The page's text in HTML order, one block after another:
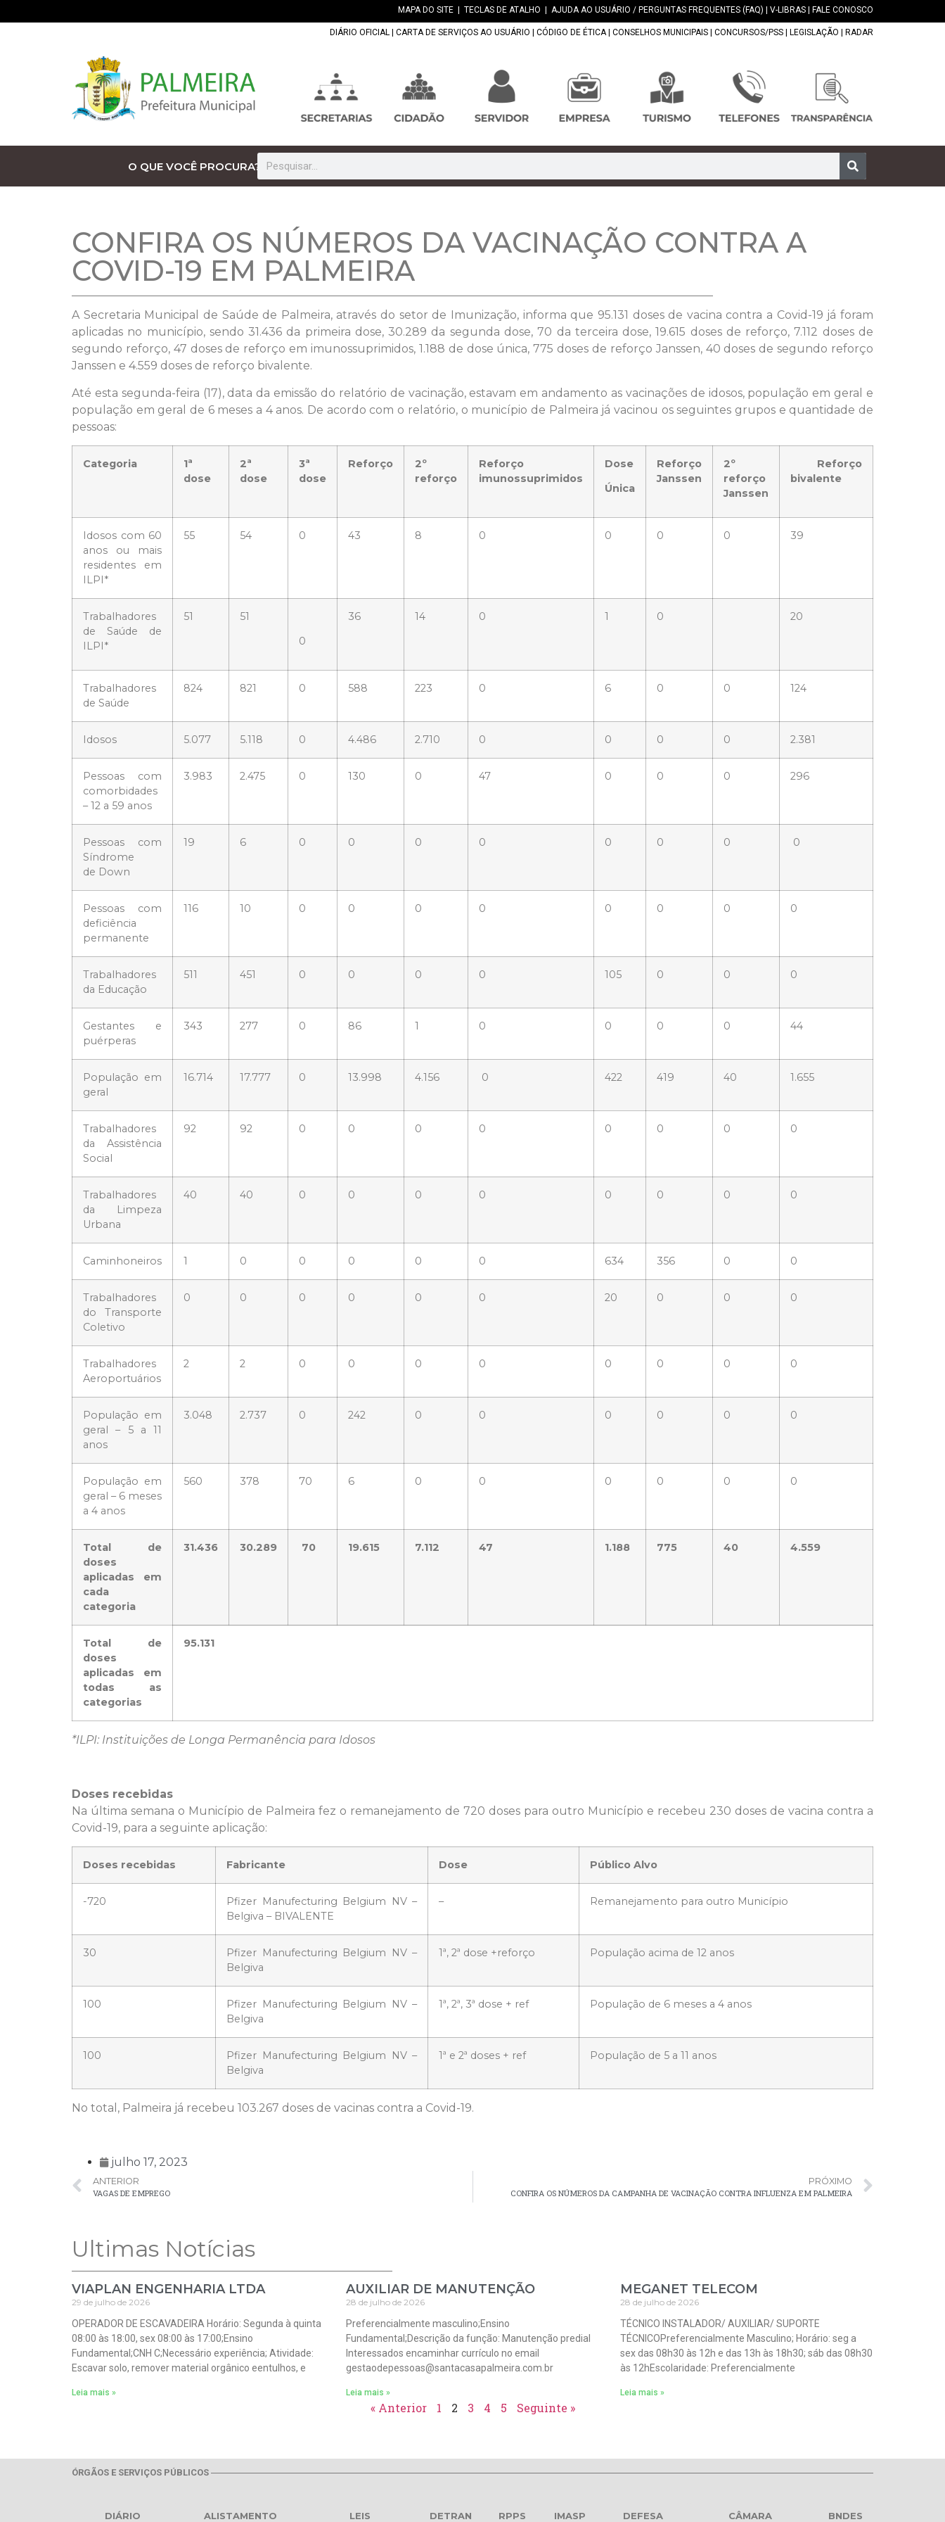
MAPA DO SITE TECLAS DE ATALHO AJUDA AO USUÁRIO / PERGUNTAS FREQUENTES (FAQ) V-LIBRAS FALE CONOSCO
DIÁRIO OFICIAL CARTA DE SERVIÇOS AO USUÁRIO CÓDIGO DE ÉTICA| CONSELHOS MUNICIPAIS CONCURSOS/PSS LEGISLAÇÃO RADAR
O QUE VOCÊ PROCURA?
CONFIRA OS NÚMEROS DA VACINAÇÃO CONTRA A
COVID-19 EM PALMEIRA
A Secretaria Municipal de Saúde de Palmeira, através do setor de Imunização, informa que 95.131 doses de vacina contra a Covid-19 já foram
aplicadas no município, sendo 31.436 da primeira dose, 30.289 da segunda dose, 70 da terceira dose, 19.615 doses de reforço, 7.112 doses de
segundo reforço, 47 doses de reforço em imunossuprimidos, 1.188 de dose única, 775 doses de reforço Janssen, 40 doses de segundo reforço
Janssen e 4.559 doses de reforço bivalente.
Até esta segunda-feira (17), data da emissão do relatório de vacinação, estavam em andamento as vacinações de idosos, população em geral e
população em geral de 6 meses a 4 anos. De acordo com o relatório, o município de Palmeira já vacinou os seguintes grupos e quantidade de
pessoas:
Categoria
1ª
dose
2ª
dose
3ª
dose
Reforço
2º
reforço
Reforço
imunossuprimidos
Dose
Única
Reforço
Janssen
2º
reforço
Janssen
Reforço
bivalente
Idosos com 60
anos ou mais
residentes em
ILPI*
55 54 0 43 8 0 0 0 0 39
Trabalhadores
de Saúde de
ILPI*
51
51
0
36 14 0 1 0 20
Trabalhadores
de Saúde
824 821 0 588 223 0 6 0 0 124
Idosos 5.077 5.118 0 4.486 2.710 0 0 0 0 2.381
Pessoas com
comorbidades
– 12 a 59 anos
3.983 2.475 0 130 0 47 0 0 0 296
Pessoas com
Síndrome
de Down
19 6 0 0 0 0 0 0 0 0
Pessoas com
deficiência
permanente
116 10 0 0 0 0 0 0 0 0
Trabalhadores
da Educação
511 451 0 0 0 0 105 0 0 0
Gestantes e
puérperas
343 277 0 86 1 0 0 0 0 44
População em
geral
16.714 17.777 0 13.998 4.156 0 422 419 40 1.655
Trabalhadores
da Assistência
Social
92 92 0 0 0 0 0 0 0 0
Trabalhadores
da Limpeza
Urbana
40 40 0 0 0 0 0 0 0 0
Caminhoneiros 1 0 0 0 0 0 634 356 0 0
Trabalhadores
do Transporte
Coletivo
0 0 0 0 0 0 20 0 0 0
Trabalhadores
Aeroportuários
2 2 0 0 0 0 0 0 0 0
População em
geral – 5 a 11
anos
3.048 2.737 0 242 0 0 0 0 0 0
População em
geral – 6 meses
a 4 anos
560 378 70 6 0 0 0 0 0 0
Total de
doses
aplicadas em
cada
categoria
31.436 30.289 70 19.615 7.112 47 1.188 775 40 4.559
Total de
doses
aplicadas em
todas as
categorias
95.131
*ILPI: Instituições de Longa Permanência para Idosos
Doses recebidas
Na última semana o Município de Palmeira fez o remanejamento de 720 doses para outro Município e recebeu 230 doses de vacina contra a
Covid-19, para a seguinte aplicação:
Doses recebidas Fabricante Dose Público Alvo
-720
Pfizer Manufecturing Belgium NV –
Belgiva – BIVALENTE
– Remanejamento para outro Município
30
Pfizer Manufecturing Belgium NV –
Belgiva
1ª, 2ª dose +reforço População acima de 12 anos
100
Pfizer Manufecturing Belgium NV –
Belgiva
1ª, 2ª, 3ª dose + ref População de 6 meses a 4 anos
100
Pfizer Manufecturing Belgium NV –
Belgiva
1ª e 2ª doses + ref População de 5 a 11 anos
No total, Palmeira já recebeu 103.267 doses de vacinas contra a Covid-19.
julho 17, 2023
ANTERIOR
VAGAS DE EMPREGO
PRÓXIMO
CONFIRA OS NÚMEROS DA CAMPANHA DE VACINAÇÃO CONTRA INFLUENZA EM PALMEIRA
Ultimas Notícias
VIAPLAN ENGENHARIA LTDA
29 de julho de 2026
OPERADOR DE ESCAVADEIRA Horário: Segunda à quinta
08:00 às 18:00, sex 08:00 às 17:00;Ensino
Fundamental;CNH C;Necessário experiência; Atividade:
Escavar solo, remover material orgânico eentulhos, e
Leia mais »
AUXILIAR DE MANUTENÇÃO
28 de julho de 2026
Preferencialmente masculino;Ensino
Fundamental;Descrição da função: Manutenção predial
Interessados encaminhar currículo no email
gestaodepessoas@santacasapalmeira.com.br
Leia mais »
MEGANET TELECOM
28 de julho de 2026
TÉCNICO INSTALADOR/ AUXILIAR/ SUPORTE
TÉCNICOPreferencialmente Masculino; Horário: seg a
sex das 08h30 às 12h e das 13h às 18h30; sáb das 08h30
às 12hEscolaridade: Preferencialmente
Leia mais »
« Anterior 1 2 3 4 5 Seguinte »
ÓRGÃOS E SERVIÇOS PÚBLICOS
DIÁRIO
ALISTAMENTO
LEIS
DETRAN RPPS IMASP
DEFESA
CÂMARA
BNDES